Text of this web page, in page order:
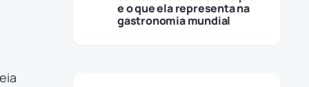
e o que ela representa na
gastronomia mundial